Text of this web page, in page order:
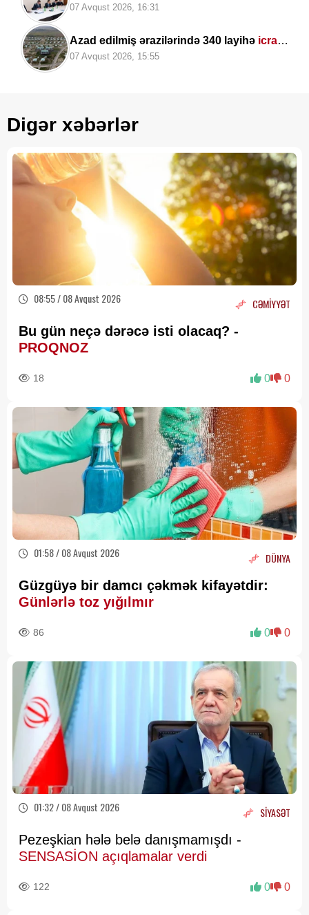
vətəndaşları qəbul edib
07 Avqust 2026, 16:31
Azad edilmiş ərazilərində 340 layihə icra
edilib
07 Avqust 2026, 15:55
Digər xəbərlər
08:55 / 08 Avqust 2026 CƏMİYYƏT
Bu gün neçə dərəcə isti olacaq? -
PROQNOZ
18 0 0
01:58 / 08 Avqust 2026 DÜNYA
Güzgüyə bir damcı çəkmək kifayətdir:
Günlərlə toz yığılmır
86 0 0
01:32 / 08 Avqust 2026 SİYASƏT
Pezeşkian hələ belə danışmamışdı -
SENSASİON açıqlamalar verdi
122 0 0